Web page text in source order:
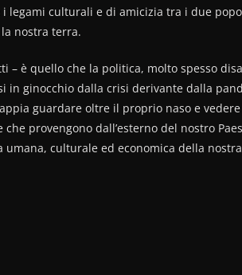
legami culturali e di amicizia tra i due
nostra terra.
– è quello che la politica, molto spesso
in ginocchio dalla crisi derivante dalla
guardare oltre il proprio naso e
provengono dall’esterno del nostro
culturale ed economica della nostra